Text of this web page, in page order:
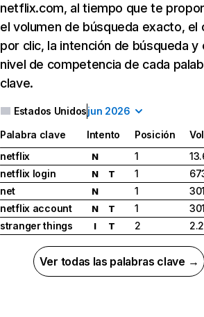
netflix.com, al tiempo que te
el volumen de búsqueda exacto, el
por clic, la intención de búsqueda y
nivel de competencia de cada
clave.
Estados Unidosjun 2026
Palabra clave Intento Posición
netflix
N 1
netflix login
N T 1
net
N 1
netflix account
N T 1
stranger things
I T 2
Ver todas las palabras clave →